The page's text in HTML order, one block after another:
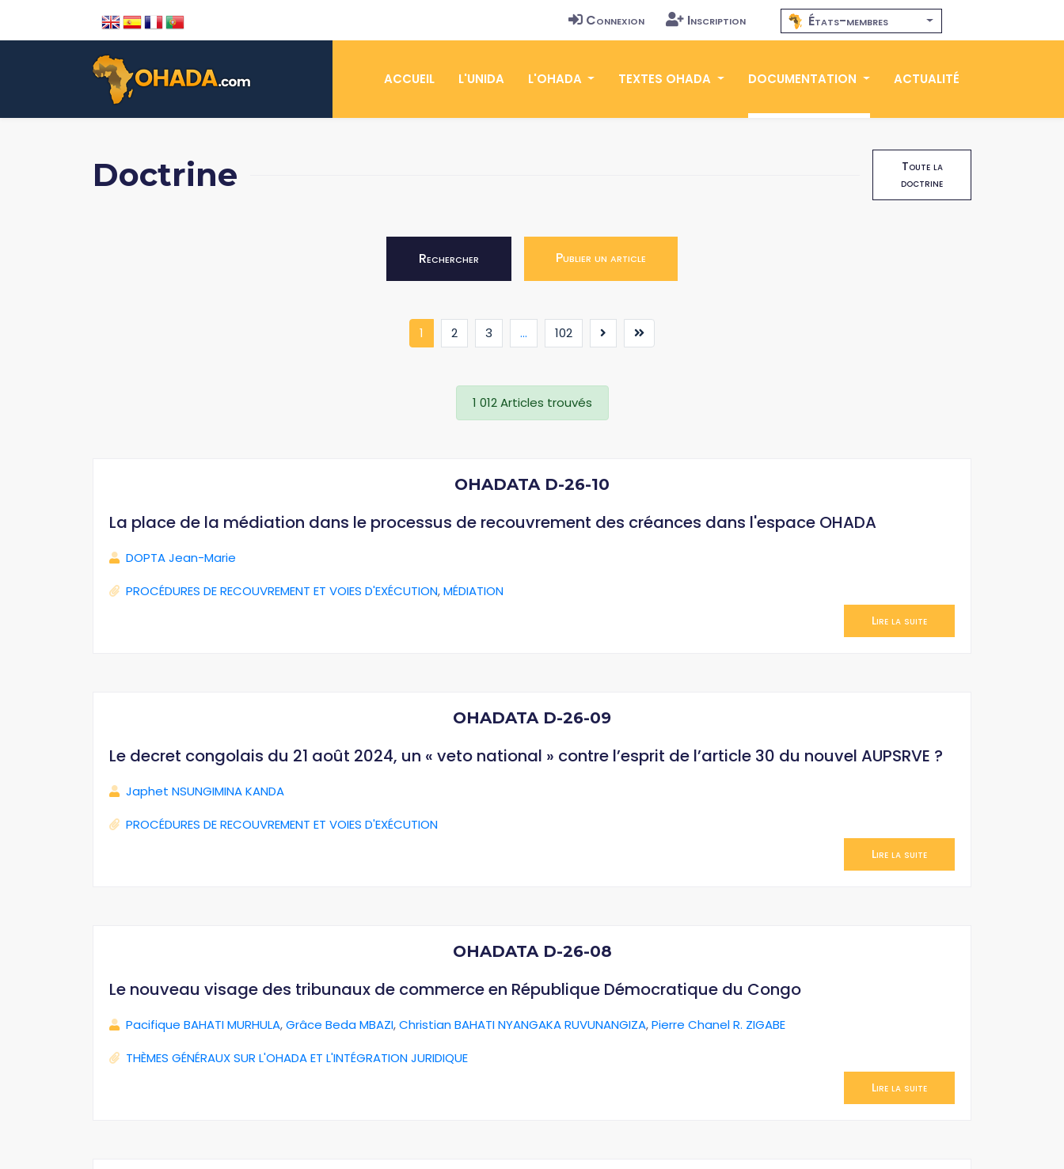
Connexion Inscription États-membres
ACCUEIL L'UNIDA L'OHADA TEXTES OHADA DOCUMENTATION ACTUALITÉ
Doctrine
Toute la
doctrine
Rechercher Publier un article
1 (current)
2 3 ... 102
1 012 Articles trouvés
OHADATA D-26-10
La place de la médiation dans le processus de recouvrement des créances dans l'espace OHADA
DOPTA Jean-Marie
PROCÉDURES DE RECOUVREMENT ET VOIES D'EXÉCUTION,MÉDIATION
Lire la suite
OHADATA D-26-09
Le decret congolais du 21 août 2024, un « veto national » contre l’esprit de l’article 30 du nouvel AUPSRVE ?
Japhet NSUNGIMINA KANDA
PROCÉDURES DE RECOUVREMENT ET VOIES D'EXÉCUTION
Lire la suite
OHADATA D-26-08
Le nouveau visage des tribunaux de commerce en République Démocratique du Congo
Pacifique BAHATI MURHULA,Grâce Beda MBAZI,Christian BAHATI NYANGAKA RUVUNANGIZA,Pierre Chanel R. ZIGABE
THÈMES GÉNÉRAUX SUR L'OHADA ET L'INTÉGRATION JURIDIQUE
Lire la suite